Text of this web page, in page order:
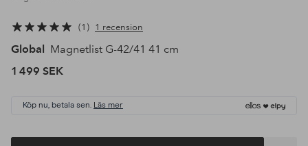
1 1 recension
Global
Magnetlist G-42/41 41 cm
1 499 SEK
Köp nu, betala sen. Läs mer